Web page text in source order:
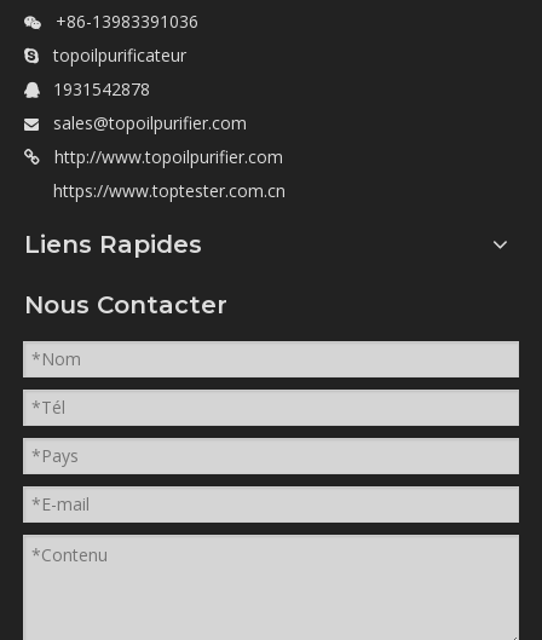
 +86-13983391036
 topoilpurificateur
 1931542878
 sales@topoilpurifier.com

http://www.topoilpurifier.com
https://www.toptester.com.cn
Liens Rapides
Nous Contacter